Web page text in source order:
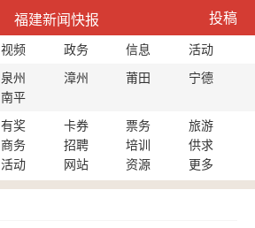
福建新闻快报 投稿
视频 政务 信息
活动
泉州 漳州 莆田
宁德
南平
有奖 卡券 票务
旅游
商务 招聘 培训
供求
活动 网站 资源 更多